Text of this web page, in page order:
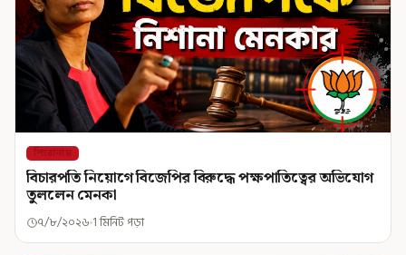
শিরোনাম
বিচারপতি নিয়োগে বিজেপির বিরুদ্ধে পক্ষপাতিত্বের অভিযোগ
তুললেন মেনকা
৭/৮/২০২৬ 1 মিনিট পড়া